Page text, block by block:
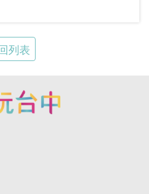
列表